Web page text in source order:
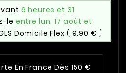
6 heures et 31
le entre lun. 17 août et
Domicile Flex ( 9,90 € )
En France Dès 150 €